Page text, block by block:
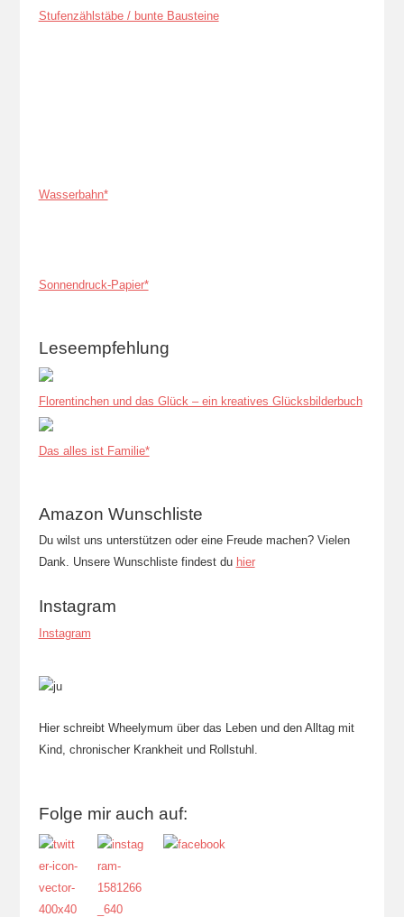
Stufenzählstäbe / bunte Bausteine
Wasserbahn*
Sonnendruck-Papier*
Leseempfehlung
Florentinchen und das Glück – ein kreatives Glücksbilderbuch
Das alles ist Familie*
Amazon Wunschliste
Du wilst uns unterstützen oder eine Freude machen? Vielen
Dank. Unsere Wunschliste findest du hier
Instagram
Instagram
Hier schreibt Wheelymum über das Leben und den Alltag mit
Kind, chronischer Krankheit und Rollstuhl.
Folge mir auch auf: